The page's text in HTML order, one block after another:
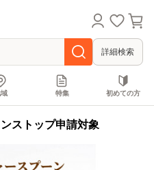
詳細検索
特集 初めての方
ストップ申請対象